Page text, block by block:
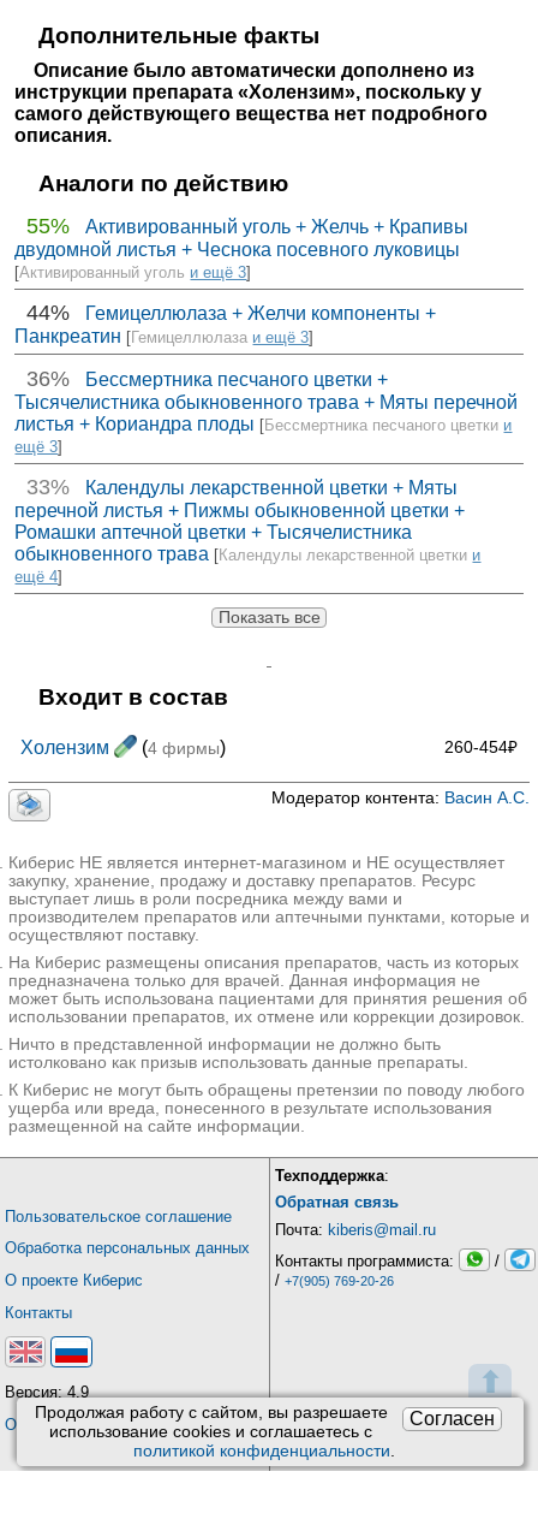
⬆
Согласен
Продолжая работу с сайтом, вы разрешаете
использование сookies и соглашаетесь с
политикой конфиденциальности.
Дополнительные факты
Описание было автоматически дополнено из
инструкции препарата «Холензим», поскольку у
самого действующего вещества нет подробного
описания.
Аналоги по действию
55%
Активированный уголь + Желчь + Крапивы
двудомной листья + Чеснока посевного луковицы
[Активированный уголь и ещё 3]
44%
Гемицеллюлаза + Желчи компоненты +
Панкреатин [Гемицеллюлаза и ещё 3]
36%
Бессмертника песчаного цветки +
Тысячелистника обыкновенного трава + Мяты перечной
листья + Кориандра плоды [Бессмертника песчаного цветки и
ещё 3]
33%
Календулы лекарственной цветки + Мяты
перечной листья + Пижмы обыкновенной цветки +
Ромашки аптечной цветки + Тысячелистника
обыкновенного трава [Календулы лекарственной цветки и
ещё 4]
Показать все
Входит в состав
260-454₽
Холензим (4 фирмы)
Модератор контента: Васин А.С.
Киберис НЕ является интернет-магазином и НЕ осуществляет
закупку, хранение, продажу и доставку препаратов. Ресурс
выступает лишь в роли посредника между вами и
производителем препаратов или аптечными пунктами, которые и
осуществляют поставку.
На Киберис размещены описания препаратов, часть из которых
предназначена только для врачей. Данная информация не
может быть использована пациентами для принятия решения об
использовании препаратов, их отмене или коррекции дозировок.
Ничто в представленной информации не должно быть
истолковано как призыв использовать данные препараты.
К Киберис не могут быть обращены претензии по поводу любого
ущерба или вреда, понесенного в результате использования
размещенной на сайте информации.
Пользовательское соглашение
Обработка персональных данных
О проекте Киберис
Контакты
Версия: 4.9
Обновления
Техподдержка:
Обратная связь
Почта: kiberis@mail.ru
Контакты программиста:
/
/ +7(905) 769-20-26